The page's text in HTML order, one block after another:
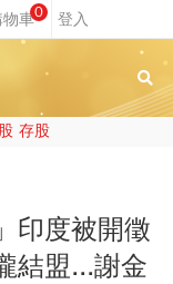
0
存股
印度被開徵
結盟...謝金